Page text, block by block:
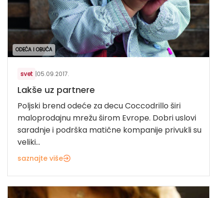
ODEĆA I OBUĆA
svet |05.09.2017.
Lakše uz partnere
Poljski brend odeće za decu Coccodrillo širi
maloprodajnu mrežu širom Evrope. Dobri uslovi
saradnje i podrška matične kompanije privukli su
veliki...
saznajte više